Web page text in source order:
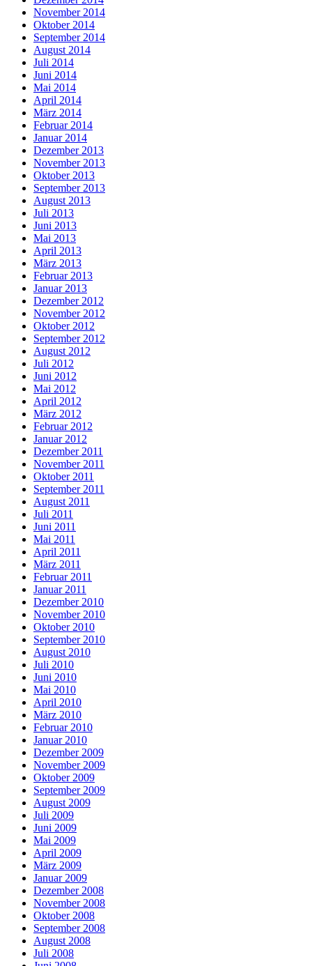
November 2014
Oktober 2014
September 2014
August 2014
Juli 2014
Juni 2014
Mai 2014
April 2014
März 2014
Februar 2014
Januar 2014
Dezember 2013
November 2013
Oktober 2013
September 2013
August 2013
Juli 2013
Juni 2013
Mai 2013
April 2013
März 2013
Februar 2013
Januar 2013
Dezember 2012
November 2012
Oktober 2012
September 2012
August 2012
Juli 2012
Juni 2012
Mai 2012
April 2012
März 2012
Februar 2012
Januar 2012
Dezember 2011
November 2011
Oktober 2011
September 2011
August 2011
Juli 2011
Juni 2011
Mai 2011
April 2011
März 2011
Februar 2011
Januar 2011
Dezember 2010
November 2010
Oktober 2010
September 2010
August 2010
Juli 2010
Juni 2010
Mai 2010
April 2010
März 2010
Februar 2010
Januar 2010
Dezember 2009
November 2009
Oktober 2009
September 2009
August 2009
Juli 2009
Juni 2009
Mai 2009
April 2009
März 2009
Januar 2009
Dezember 2008
November 2008
Oktober 2008
September 2008
August 2008
Juli 2008